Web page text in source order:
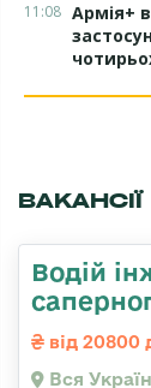
11:08 Армія+
ВАКАНСІЇ
Водій
від 20800
Вся